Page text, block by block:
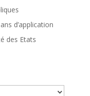
d’application
des Etats